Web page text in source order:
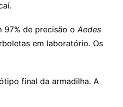
97% de precisão oAedes
em laboratório. Os
final da armadilha. A